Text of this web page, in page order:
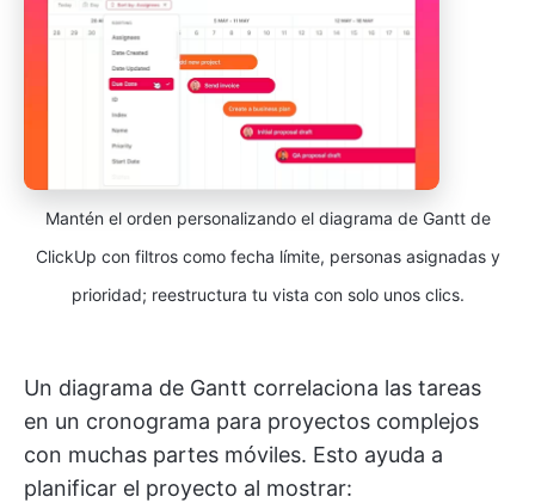
Mantén el orden personalizando el diagrama de Gantt de
ClickUp con filtros como fecha límite, personas asignadas y
prioridad; reestructura tu vista con solo unos clics.
Un diagrama de Gantt correlaciona las tareas
en un cronograma para proyectos complejos
con muchas partes móviles. Esto ayuda a
planificar el proyecto al mostrar: